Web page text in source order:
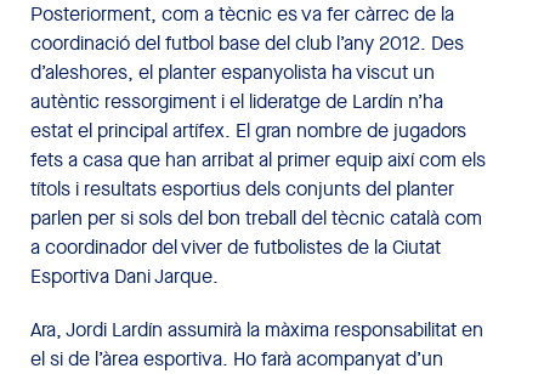
Posteriorment, com a tècnic es va fer càrrec de la
coordinació del futbol base del club l’any 2012. Des
d’aleshores, el planter espanyolista ha viscut un
autèntic ressorgiment i el lideratge de Lardín n’ha
estat el principal artífex. El gran nombre de jugadors
fets a casa que han arribat al primer equip així com els
títols i resultats esportius dels conjunts del planter
parlen per si sols del bon treball del tècnic català com
a coordinador del viver de futbolistes de la Ciutat
Esportiva Dani Jarque.
Ara, Jordi Lardín assumirà la màxima responsabilitat en
el si de l’àrea esportiva. Ho farà acompanyat d’un